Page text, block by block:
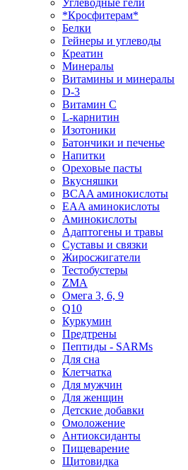
Углеводные гели
*Кросфитерам*
Белки
Гейнеры и углеводы
Креатин
Минералы
Витамины и минералы
D-3
Витамин С
L-карнитин
Изотоники
Батончики и печенье
Напитки
Ореховые пасты
Вкусняшки
BCAA аминокислоты
EAA аминокислоты
Аминокислоты
Адаптогены и травы
Суставы и связки
Жиросжигатели
Тестобустеры
ZMA
Омега 3, 6, 9
Q10
Куркумин
Предтрены
Пептиды - SARMs
Для сна
Клетчатка
Для мужчин
Для женщин
Детские добавки
Омоложение
Антиоксиданты
Пищеварение
Щитовидка